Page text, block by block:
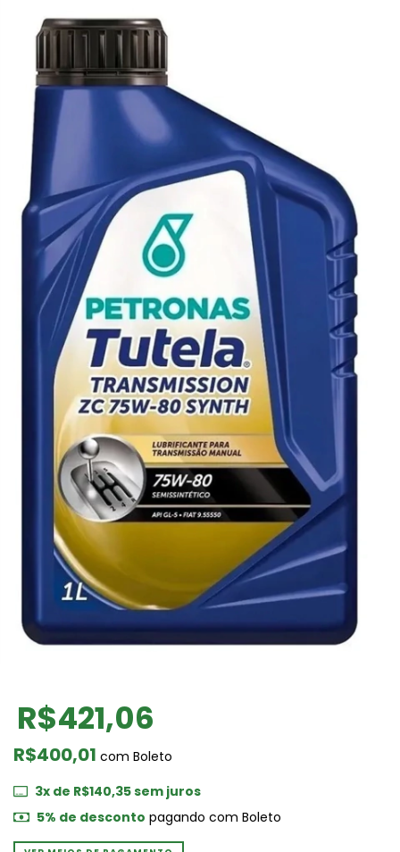
R$421,06
R$400,01 com Boleto
3x de R$140,35sem juros
5% de desconto pagando com Boleto